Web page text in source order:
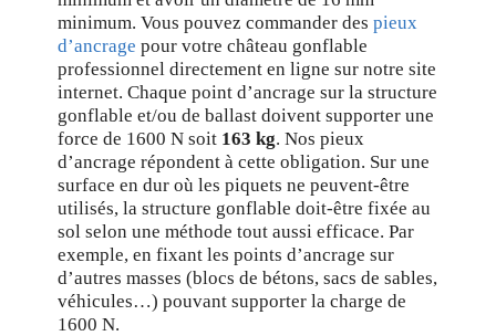
minimum. Vous pouvez commander despieux
d’ancrage pour votre château gonflable
professionnel directement en ligne sur notre site
internet. Chaque point d’ancrage sur la structure
gonflable et/ou de ballast doivent supporter une
force de 1600 N soit 163 kg. Nos pieux
d’ancrage répondent à cette obligation. Sur une
surface en dur où les piquets ne peuvent-être
utilisés, la structure gonflable doit-être fixée au
sol selon une méthode tout aussi efficace. Par
exemple, en fixant les points d’ancrage sur
d’autres masses (blocs de bétons, sacs de sables,
véhicules…) pouvant supporter la charge de
1600 N.